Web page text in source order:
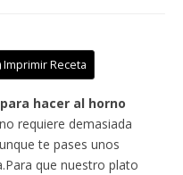
Imprimir Receta
hacer al horno
requiere demasiada
te pases unos
que nuestro plato